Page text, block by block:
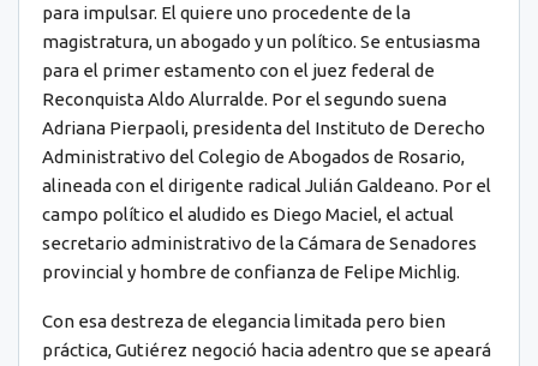
para impulsar. El quiere uno procedente de la
magistratura, un abogado y un político. Se entusiasma
para el primer estamento con el juez federal de
Reconquista Aldo Alurralde. Por el segundo suena
Adriana Pierpaoli, presidenta del Instituto de Derecho
Administrativo del Colegio de Abogados de Rosario,
alineada con el dirigente radical Julián Galdeano. Por el
campo político el aludido es Diego Maciel, el actual
secretario administrativo de la Cámara de Senadores
provincial y hombre de confianza de Felipe Michlig.
Con esa destreza de elegancia limitada pero bien
práctica, Gutiérez negoció hacia adentro que se apeará